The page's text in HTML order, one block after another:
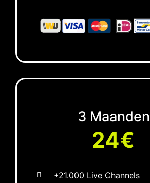
3 Maanden
24€
+21.000 Live Channels